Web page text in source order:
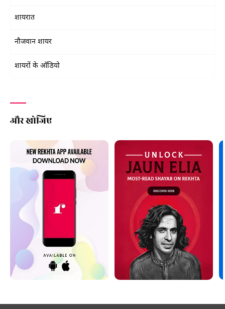
शायरात
नौजवान शायर
शायरों के ऑडियो
और खोजिए